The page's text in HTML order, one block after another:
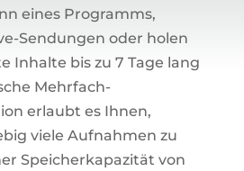
eines Programms,
Sendungen oder holen
Inhalte bis zu 7 Tage lang
Mehrfach-
erlaubt es Ihnen,
viele Aufnahmen zu
Speicherkapazität von